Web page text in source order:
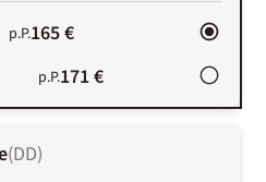
p.P.165 €
p.P.171 €
(DD)